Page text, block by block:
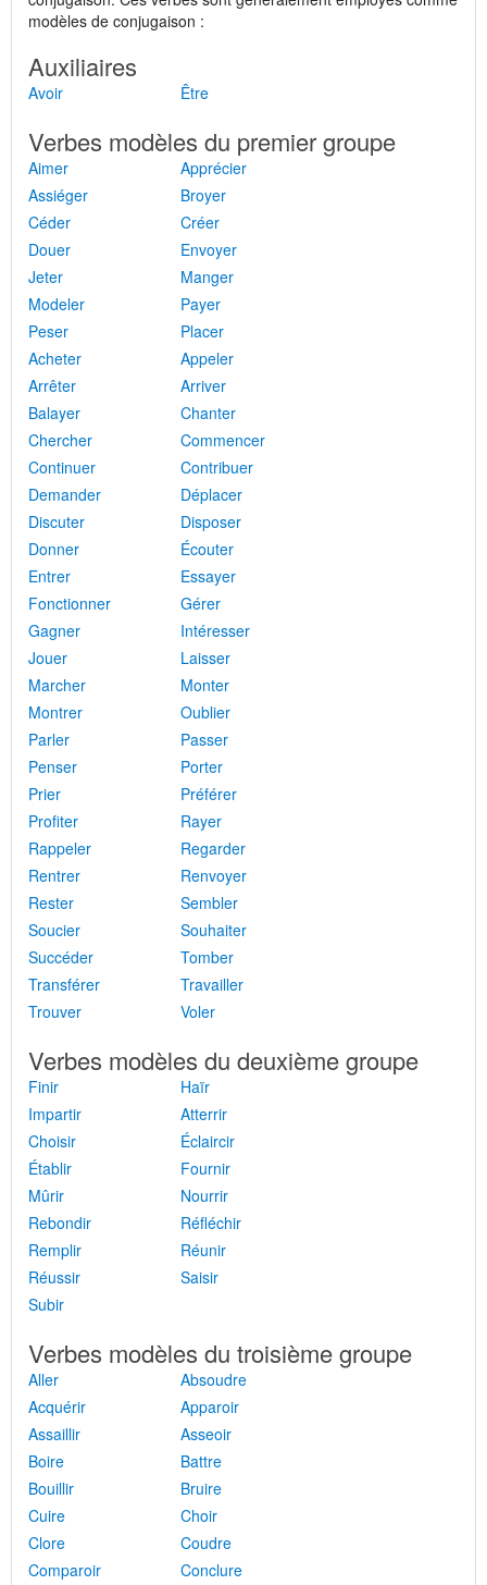
modèles de conjugaison :
Auxiliaires
Avoir Être
Verbes modèles du premier groupe
Aimer
Apprécier
Assiéger
Broyer
Céder
Créer
Douer
Envoyer
Jeter
Manger
Modeler
Payer
Peser
Placer
Acheter
Appeler
Arrêter
Arriver
Balayer
Chanter
Chercher
Commencer
Continuer
Contribuer
Demander
Déplacer
Discuter
Disposer
Donner
Écouter
Entrer
Essayer
Fonctionner
Gérer
Gagner
Intéresser
Jouer
Laisser
Marcher
Monter
Montrer
Oublier
Parler
Passer
Penser
Porter
Prier
Préférer
Profiter
Rayer
Rappeler
Regarder
Rentrer
Renvoyer
Rester
Sembler
Soucier
Souhaiter
Succéder
Tomber
Transférer
Travailler
Trouver
Voler
Verbes modèles du deuxième groupe
Finir
Haïr
Impartir
Atterrir
Choisir
Éclaircir
Établir
Fournir
Mûrir
Nourrir
Rebondir
Réfléchir
Remplir
Réunir
Réussir
Saisir
Subir
Verbes modèles du troisième groupe
Aller
Absoudre
Acquérir
Apparoir
Assaillir
Asseoir
Boire
Battre
Bouillir
Bruire
Cuire
Choir
Clore
Coudre
Comparoir
Conclure